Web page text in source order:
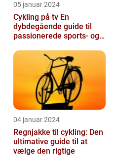
05 januar 2024
Cykling på tv En
dybdegående guide til
passionerede sports- og
04 januar 2024
Regnjakke til cykling: Den
ultimative guide til at
vælge den rigtige